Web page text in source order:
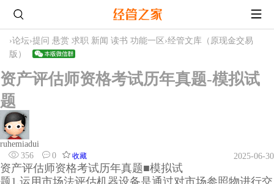
›论坛›提问 悬赏 求职 新闻 读书 功能一区 ›经管文库（原现金交易
版）
资产评估师资格考试历年真题-模拟试
题
ruhemiadui
356
0 收藏 2025-06-30
资产评估师资格考试历年真题■模拟试
题1.运用市场法评估机器设备是通过对市场参照物进行交